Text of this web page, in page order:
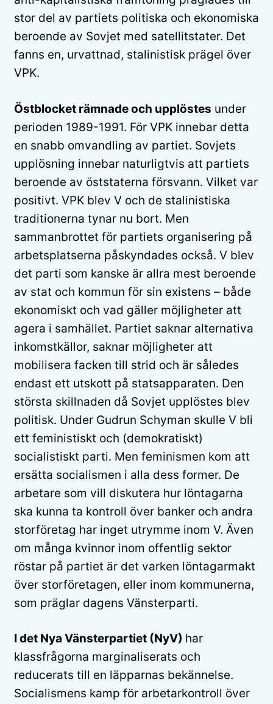
stor del av partiets politiska och ekonomiska
beroende av Sovjet med satellitstater. Det
fanns en, urvattnad, stalinistisk prägel över
VPK.
Östblocket rämnade och upplöstes under
perioden 1989-1991. För VPK innebar detta
en snabb omvandling av partiet. Sovjets
upplösning innebar naturligtvis att partiets
beroende av öststaterna försvann. Vilket var
positivt. VPK blev V och de stalinistiska
traditionerna tynar nu bort. Men
sammanbrottet för partiets organisering på
arbetsplatserna påskyndades också. V blev
det parti som kanske är allra mest beroende
av stat och kommun för sin existens – både
ekonomiskt och vad gäller möjligheter att
agera i samhället. Partiet saknar alternativa
inkomstkällor, saknar möjligheter att
mobilisera facken till strid och är således
endast ett utskott på statsapparaten. Den
största skillnaden då Sovjet upplöstes blev
politisk. Under Gudrun Schyman skulle V bli
ett feministiskt och (demokratiskt)
socialistiskt parti. Men feminismen kom att
ersätta socialismen i alla dess former. De
arbetare som vill diskutera hur löntagarna
ska kunna ta kontroll över banker och andra
storföretag har inget utrymme inom V. Även
om många kvinnor inom offentlig sektor
röstar på partiet är det varken löntagarmakt
över storföretagen, eller inom kommunerna,
som präglar dagens Vänsterparti.
I det Nya Vänsterpartiet (NyV) har
klassfrågorna marginaliserats och
reducerats till en läpparnas bekännelse.
Socialismens kamp för arbetarkontroll över